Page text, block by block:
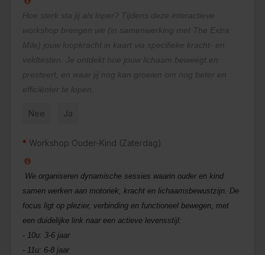
Hoe sterk sta jij als loper? Tijdens deze interactieve
workshop brengen we (in samenwerking met The Extra
Mile) jouw loopkracht in kaart via specifieke kracht- en
veldtesten. Je ontdekt hoe jouw lichaam beweegt en
presteert, en waar jij nog kan groeien om nog beter en
efficiënter te lopen.
Nee Ja
Workshop Ouder-Kind (Zaterdag)
We organiseren dynamische sessies waarin ouder en kind
samen werken aan motoriek, kracht en lichaamsbewustzijn. De
focus ligt op plezier, verbinding en functioneel bewegen, met
een duidelijke link naar een actieve levensstijl:
- 10u: 3-6 jaar
- 11u: 6-8 jaar